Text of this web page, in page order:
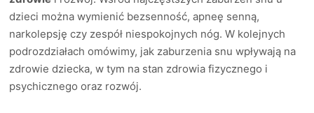
dzieci można wymienić bezsenność, apneę senną,
narkolepsję czy zespół niespokojnych nóg. W kolejnych
podrozdziałach omówimy, jak zaburzenia snu wpływają na
zdrowie dziecka, w tym na stan zdrowia fizycznego i
psychicznego oraz rozwój.